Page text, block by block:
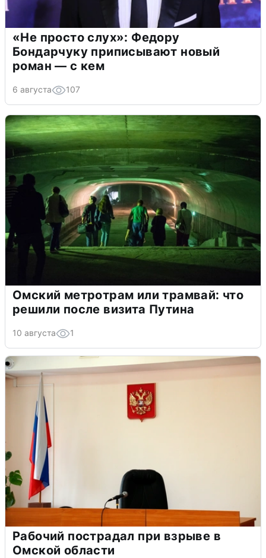
«Не просто слух»: Федору
Бондарчуку приписывают новый
роман — с кем
6 августа 107
Омский метротрам или трамвай: что
решили после визита Путина
10 августа 1
Рабочий пострадал при взрыве в
Омской области